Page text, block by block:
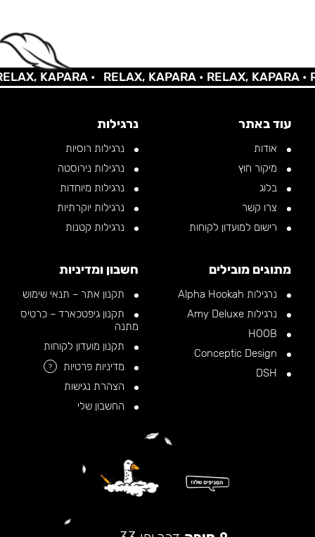
KAPARA • RELAX, KAPARA •RELAX, KAPARA •
עוד באתר
אודות
מיקור חוץ
בלוג
צרו קשר
רישום למועדון לקוחות
נרגילות
נרגילות רוסיות
נרגילות נירוסטה
נרגילות מיוחדות
נרגילות יוקרתיות
נרגילות קטנות
מתוגים מובילים
נרגילות Alpha Hookah
נרגילות Amy Deluxe
חשבון ומדיניות
תקנון אתר – תנאי שימוש
תקנון גיפטכארד – כרטיס
מתנה
תקנון מועדון לקוחות
מדיניות פרטיות
?
הצהרת נגישות
החשבון שלי